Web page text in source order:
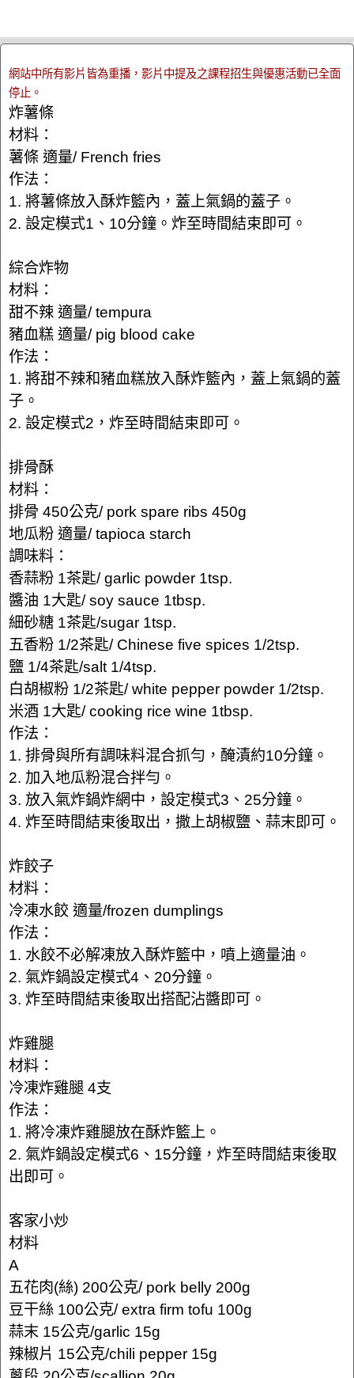
網站中所有影片皆為重播，影片中提及之課程招生與優惠活動已全面
停止。
炸薯條
材料：
薯條 適量/ French fries
作法：
1. 將薯條放入酥炸籃內，蓋上氣鍋的蓋子。
2. 設定模式1、10分鐘。炸至時間結束即可。
綜合炸物
材料：
甜不辣 適量/ tempura
豬血糕 適量/ pig blood cake
作法：
1. 將甜不辣和豬血糕放入酥炸籃內，蓋上氣鍋的蓋
子。
2. 設定模式2，炸至時間結束即可。
排骨酥
材料：
排骨 450公克/ pork spare ribs 450g
地瓜粉 適量/ tapioca starch
調味料：
香蒜粉 1茶匙/ garlic powder 1tsp.
醬油 1大匙/ soy sauce 1tbsp.
細砂糖 1茶匙/sugar 1tsp.
五香粉 1/2茶匙/ Chinese five spices 1/2tsp.
鹽 1/4茶匙/salt 1/4tsp.
白胡椒粉 1/2茶匙/ white pepper powder 1/2tsp.
米酒 1大匙/ cooking rice wine 1tbsp.
作法：
1. 排骨與所有調味料混合抓勻，醃漬約10分鐘。
2. 加入地瓜粉混合拌勻。
3. 放入氣炸鍋炸網中，設定模式3、25分鐘。
4. 炸至時間結束後取出，撒上胡椒鹽、蒜末即可。
炸餃子
材料：
冷凍水餃 適量/frozen dumplings
作法：
1. 水餃不必解凍放入酥炸籃中，噴上適量油。
2. 氣炸鍋設定模式4、20分鐘。
3. 炸至時間結束後取出搭配沾醬即可。
炸雞腿
材料：
冷凍炸雞腿 4支
作法：
1. 將冷凍炸雞腿放在酥炸籃上。
2. 氣炸鍋設定模式6、15分鐘，炸至時間結束後取
出即可。
客家小炒
材料
A
五花肉(絲) 200公克/ pork belly 200g
豆干絲 100公克/ extra firm tofu 100g
蒜末 15公克/garlic 15g
辣椒片 15公克/chili pepper 15g